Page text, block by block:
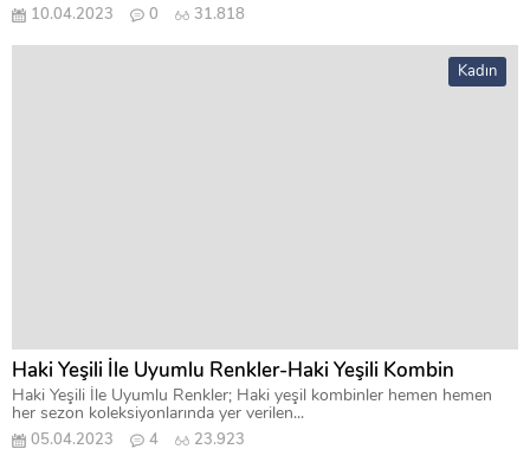
10.04.2023 0 31.818
Kadın
Haki Yeşili İle Uyumlu Renkler-Haki Yeşili Kombin
Haki Yeşili İle Uyumlu Renkler; Haki yeşil kombinler hemen hemen
her sezon koleksiyonlarında yer verilen...
05.04.2023 4 23.923